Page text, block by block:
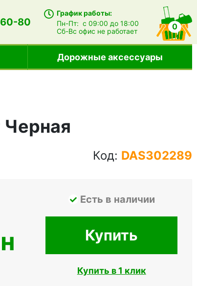
80
График работы:
Пн-Пт:с 09:00 до 18:00
Сб-Всофис не работает 0
Дорожные аксессуары
Черная
Код: DAS302289
Есть в наличии
Купить
Купить в 1 клик